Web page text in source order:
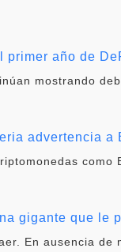
año de
mostrando
advertencia a
gigante que le
En ausencia de